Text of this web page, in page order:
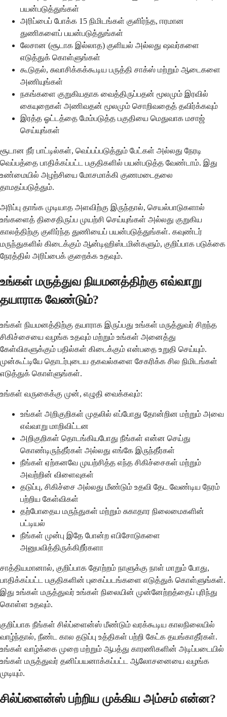
பயன்படுத்துங்கள்
அரிப்பைப் போக்க 15 நிமிடங்கள் குளிர்ந்த, ஈரமான
துணிகளைப் பயன்படுத்துங்கள்
லேசான (சூடாக இல்லாத) குளியல் அல்லது ஷவர்களை
எடுத்துக் கொள்ளுங்கள்
கூடுதல், சுவாசிக்கக்கூடிய பருத்தி சாக்ஸ் மற்றும் ஆடைகளை
அணியுங்கள்
நகங்களை குறுகியதாக வைத்திருப்பதன் மூலமும் இரவில்
கையுறைகள் அணிவதன் மூலமும் சொறிவதைத் தவிர்க்கவும்
இரத்த ஓட்டத்தை மேம்படுத்த பகுதியை மெதுவாக மசாஜ்
செய்யுங்கள்
சூடான நீர் பாட்டில்கள், வெப்பப்படுத்தும் பேட்கள் அல்லது நேரடி
வெப்பத்தை பாதிக்கப்பட்ட பகுதிகளில் பயன்படுத்த வேண்டாம். இது
உண்மையில் அழற்சியை மோசமாக்கி குணமடைதலை
தாமதப்படுத்தும்.
அரிப்பு தாங்க முடியாத அளவிற்கு இருந்தால், செயல்பாடுகளால்
உங்களைத் திசைதிருப்ப முயற்சி செய்யுங்கள் அல்லது குறுகிய
காலத்திற்கு குளிர்ந்த துணியைப் பயன்படுத்துங்கள். கவுண்டர்
மருந்துகளில் கிடைக்கும் ஆன்டிஹிஸ்டமின்களும், குறிப்பாக படுக்கை
நேரத்தில் அரிப்பைக் குறைக்க உதவும்.
உங்கள் மருத்துவ நியமனத்திற்கு எவ்வாறு
தயாராக வேண்டும்?
உங்கள் நியமனத்திற்கு தயாராக இருப்பது உங்கள் மருத்துவர் சிறந்த
சிகிச்சையை வழங்க உதவும் மற்றும் உங்கள் அனைத்து
கேள்விகளுக்கும் பதில்கள் கிடைக்கும் என்பதை உறுதி செய்யும்.
முன்கூட்டியே தொடர்புடைய தகவல்களை சேகரிக்க சில நிமிடங்கள்
எடுத்துக் கொள்ளுங்கள்.
உங்கள் வருகைக்கு முன், எழுதி வைக்கவும்:
உங்கள் அறிகுறிகள் முதலில் எப்போது தோன்றின மற்றும் அவை
எவ்வாறு மாறிவிட்டன
அறிகுறிகள் தொடங்கியபோது நீங்கள் என்ன செய்து
கொண்டிருந்தீர்கள் அல்லது எங்கே இருந்தீர்கள்
நீங்கள் ஏற்கனவே முயற்சித்த எந்த சிகிச்சைகள் மற்றும்
அவற்றின் விளைவுகள்
தடுப்பு, சிகிச்சை அல்லது மீண்டும் உதவி தேட வேண்டிய நேரம்
பற்றிய கேள்விகள்
தற்போதைய மருந்துகள் மற்றும் சுகாதார நிலைமைகளின்
பட்டியல்
நீங்கள் முன்பு இதே போன்ற எபிசோடுகளை
அனுபவித்திருக்கிறீர்களா
சாத்தியமானால், குறிப்பாக தோற்றம் நாளுக்கு நாள் மாறும் போது,
பாதிக்கப்பட்ட பகுதிகளின் புகைப்படங்களை எடுத்துக் கொள்ளுங்கள்.
இது உங்கள் மருத்துவர் உங்கள் நிலையின் முன்னேற்றத்தைப் புரிந்து
கொள்ள உதவும்.
குறிப்பாக நீங்கள் சில்ப்ளைன்ஸ் மீண்டும் வரக்கூடிய காலநிலையில்
வாழ்ந்தால், நீண்ட கால தடுப்பு உத்திகள் பற்றி கேட்க தயங்காதீர்கள்.
உங்கள் வாழ்க்கை முறை மற்றும் ஆபத்து காரணிகளின் அடிப்படையில்
உங்கள் மருத்துவர் தனிப்பயனாக்கப்பட்ட ஆலோசனையை வழங்க
முடியும்.
சில்ப்ளைன்ஸ் பற்றிய முக்கிய அம்சம் என்ன?